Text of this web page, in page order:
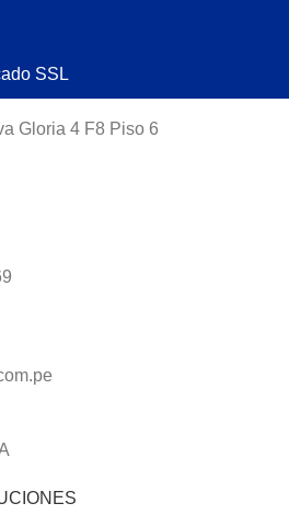
SSL
Gloria 4 F8 Piso 6